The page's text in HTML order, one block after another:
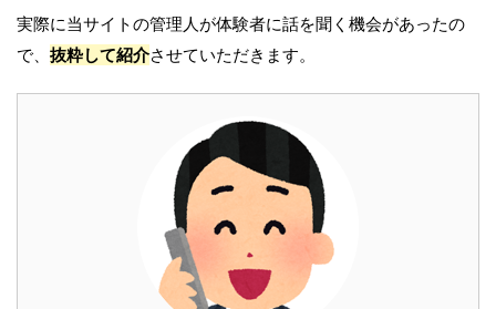
実際に当サイトの管理人が体験者に話を聞く機会があったの
で、 抜粋して紹介させていただきます。